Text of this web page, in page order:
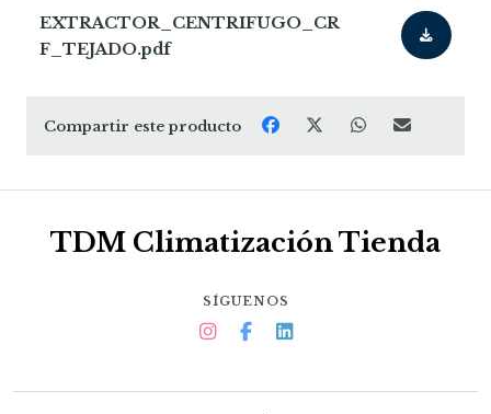
EXTRACTOR_CENTRIFUGO_CR
F_TEJADO.pdf
Compartir este producto
TDM Climatización Tienda
SÍGUENOS